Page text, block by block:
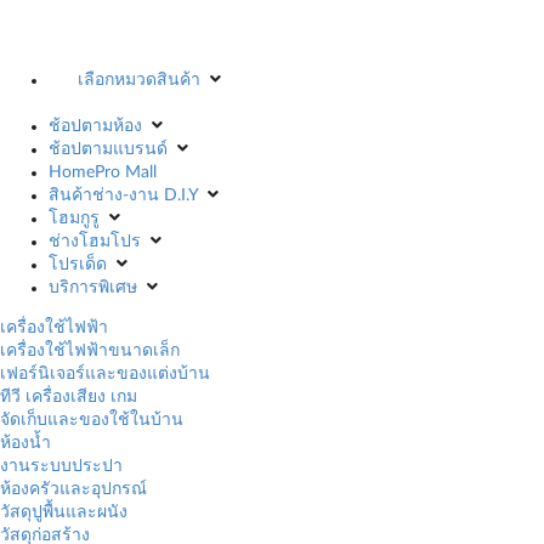
เลือกหมวดสินค้า
ช้อปตามห้อง
ช้อปตามแบรนด์
HomePro Mall
สินค้าช่าง-งาน D.I.Y
โฮมกูรู
ช่างโฮมโปร
โปรเด็ด
บริการพิเศษ
เครื่องใช้ไฟฟ้า
เครื่องใช้ไฟฟ้าขนาดเล็ก
เฟอร์นิเจอร์และของแต่งบ้าน
ทีวี เครื่องเสียง เกม
จัดเก็บและของใช้ในบ้าน
ห้องน้ำ
งานระบบประปา
ห้องครัวและอุปกรณ์
วัสดุปูพื้นและผนัง
วัสดุก่อสร้าง